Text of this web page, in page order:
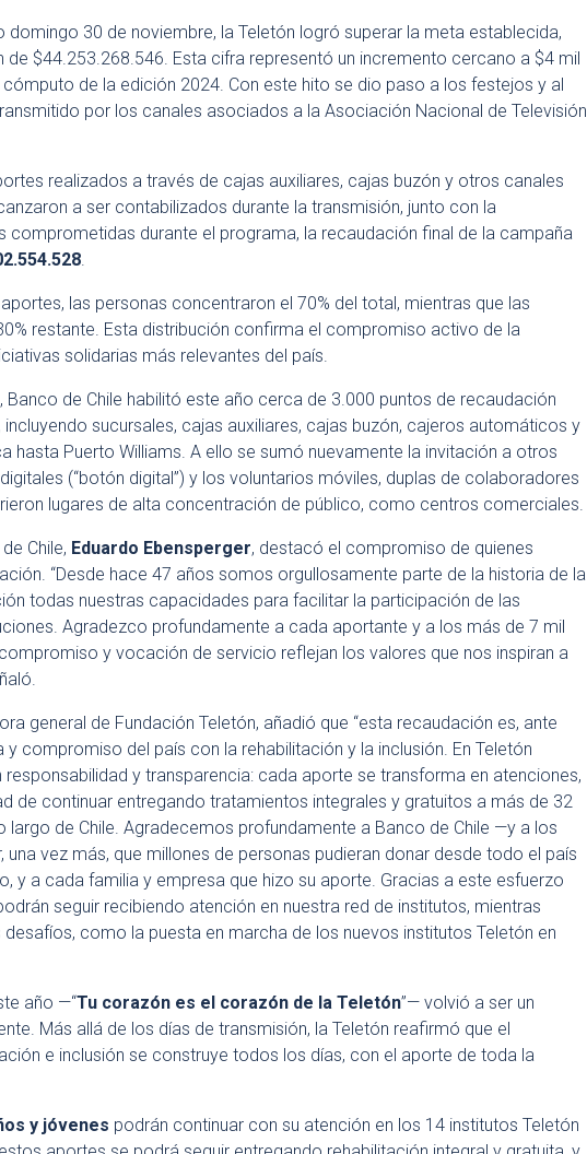
domingo 30 de noviembre, la Teletón logró superar la meta establecida,
de $44.253.268.546. Esta cifra representó un incremento cercano a $4 mil
de la edición 2024. Con este hito se dio paso a los festejos y al
por los canales asociados a la Asociación Nacional de Televisión
realizados a través de cajas auxiliares, cajas buzón y otros canales
a ser contabilizados durante la transmisión, junto con la
comprometidas durante el programa, la recaudación final de la campaña
las personas concentraron el 70% del total, mientras que las
restante. Esta distribución confirma el compromiso activo de la
solidarias más relevantes del país.
Banco de Chile habilitó este año cerca de 3.000 puntos de recaudación
sucursales, cajas auxiliares, cajas buzón, cajeros automáticos y
hasta Puerto Williams. A ello se sumó nuevamente la invitación a otros
(“botón digital”) y los voluntarios móviles, duplas de colaboradores
lugares de alta concentración de público, como centros comerciales.
Chile, Eduardo Ebensperger, destacó el compromiso de quienes
“Desde hace 47 años somos orgullosamente parte de la historia de la
todas nuestras capacidades para facilitar la participación de las
Agradezco profundamente a cada aportante y a los más de 7 mil
y vocación de servicio reflejan los valores que nos inspiran a
general de Fundación Teletón, añadió que “esta recaudación es, ante
compromiso del país con la rehabilitación y la inclusión. En Teletón
y transparencia: cada aporte se transforma en atenciones,
de continuar entregando tratamientos integrales y gratuitos a más de 32
largo de Chile. Agradecemos profundamente a Banco de Chile —y a los
vez más, que millones de personas pudieran donar desde todo el país
y a cada familia y empresa que hizo su aporte. Gracias a este esfuerzo
seguir recibiendo atención en nuestra red de institutos, mientras
como la puesta en marcha de los nuevos institutos Teletón en
año —“Tu corazón es el corazón de la Teletón”— volvió a ser un
Más allá de los días de transmisión, la Teletón reafirmó que el
e inclusión se construye todos los días, con el aporte de toda la
y jóvenes podrán continuar con su atención en los 14 institutos Teletón